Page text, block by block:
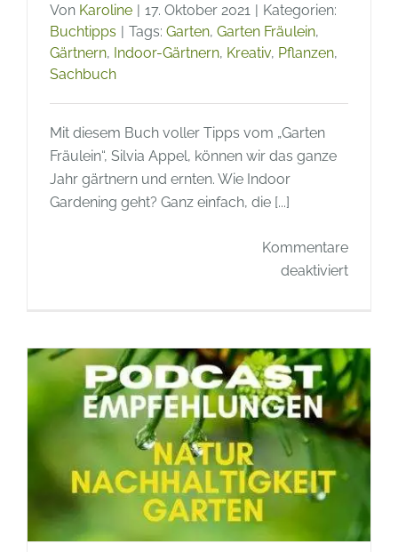
Von Karoline | 17. Oktober 2021 | Kategorien:
Buchtipps | Tags: Garten, Garten Fräulein,
Gärtnern, Indoor-Gärtnern, Kreativ, Pflanzen,
Sachbuch
Mit diesem Buch voller Tipps vom „Garten
Fräulein“, Silvia Appel, können wir das ganze
Jahr gärtnern und ernten. Wie Indoor
Gardening geht? Ganz einfach, die [...]
Kommentare
deaktiviertfür
das
ganze
Jahr